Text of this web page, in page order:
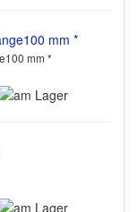
mm *